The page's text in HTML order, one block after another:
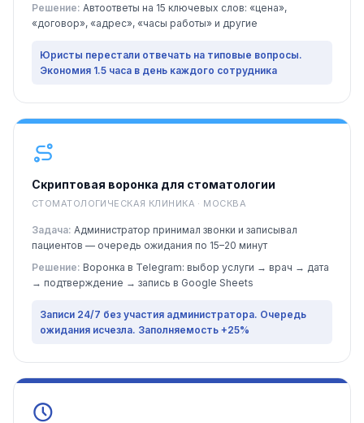
Решение: Автоответы на 15 ключевых слов: «цена»,
«договор», «адрес», «часы работы» и другие
Юристы перестали отвечать на типовые вопросы.
Экономия 1.5 часа в день каждого сотрудника
Скриптовая воронка для стоматологии
СТОМАТОЛОГИЧЕСКАЯ КЛИНИКА · МОСКВА
Задача: Администратор принимал звонки и записывал
пациентов — очередь ожидания по 15–20 минут
Решение: Воронка в Telegram: выбор услуги → врач → дата
→ подтверждение → запись в Google Sheets
Записи 24/7 без участия администратора. Очередь
ожидания исчезла. Заполняемость +25%